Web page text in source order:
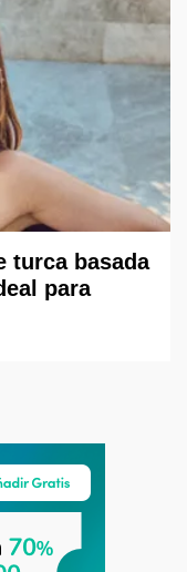
turca basada
para